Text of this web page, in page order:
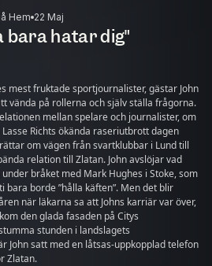
Hem 22 Maj
bara hatar dig"
mest fruktade sportjournalister, gästar John
vända på rollerna och själv ställa frågorna.
mellan spelare och journalister, om
Richts ökända raseriutbrott dagen
relation till Zlatan. John avslöjar vad
bråket med Mark Hughes i Stoke, som
”hålla käften”. Men det blir
när läkarna sa att Johns karriär var över,
den glada fasaden på Citys
stunden i landslagets
John satt med en låtsas-uppkopplad telefon
Zlatan.